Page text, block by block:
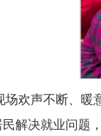
场欢声不断、暖
解决就业问题